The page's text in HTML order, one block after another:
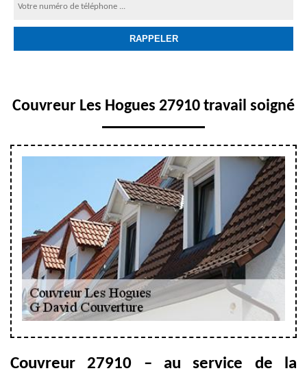
Couvreur Les Hogues 27910 travail soigné
Couvreur 27910 – au service de la